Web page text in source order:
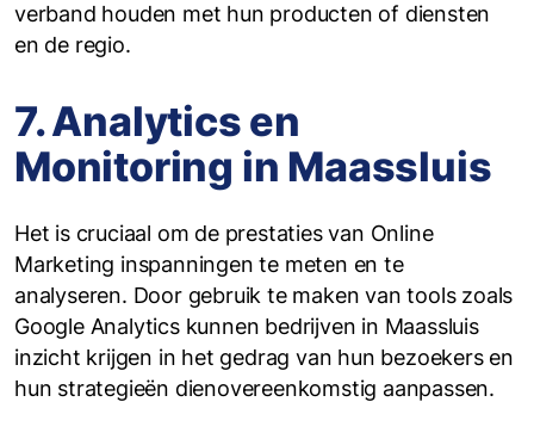
verband houden met hun producten of diensten
en de regio.
7. Analytics en
Monitoring in Maassluis
Het is cruciaal om de prestaties van Online
Marketing inspanningen te meten en te
analyseren. Door gebruik te maken van tools zoals
Google Analytics kunnen bedrijven in Maassluis
inzicht krijgen in het gedrag van hun bezoekers en
hun strategieën dienovereenkomstig aanpassen.